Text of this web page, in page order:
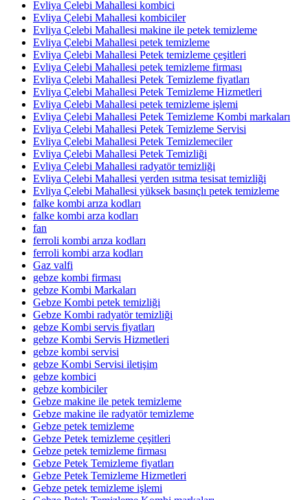
Evliya Çelebi Mahallesi kombici
Evliya Çelebi Mahallesi kombiciler
Evliya Çelebi Mahallesi makine ile petek temizleme
Evliya Çelebi Mahallesi petek temizleme
Evliya Çelebi Mahallesi Petek temizleme çeşitleri
Evliya Çelebi Mahallesi petek temizleme firması
Evliya Çelebi Mahallesi Petek Temizleme fiyatları
Evliya Çelebi Mahallesi Petek Temizleme Hizmetleri
Evliya Çelebi Mahallesi petek temizleme işlemi
Evliya Çelebi Mahallesi Petek Temizleme Kombi markaları
Evliya Çelebi Mahallesi Petek Temizleme Servisi
Evliya Çelebi Mahallesi Petek Temizlemeciler
Evliya Çelebi Mahallesi Petek Temizliği
Evliya Çelebi Mahallesi radyatör temizliği
Evliya Çelebi Mahallesi yerden ısıtma tesisat temizliği
Evliya Çelebi Mahallesi yüksek basınçlı petek temizleme
falke kombi arıza kodları
falke kombi arza kodları
fan
ferroli kombi arıza kodları
ferroli kombi arza kodları
Gaz valfi
gebze kombi firması
gebze Kombi Markaları
Gebze Kombi petek temizliği
Gebze Kombi radyatör temizliği
gebze Kombi servis fiyatları
gebze Kombi Servis Hizmetleri
gebze kombi servisi
gebze Kombi Servisi iletişim
gebze kombici
gebze kombiciler
Gebze makine ile petek temizleme
Gebze makine ile radyatör temizleme
Gebze petek temizleme
Gebze Petek temizleme çeşitleri
Gebze petek temizleme firması
Gebze Petek Temizleme fiyatları
Gebze Petek Temizleme Hizmetleri
Gebze petek temizleme işlemi